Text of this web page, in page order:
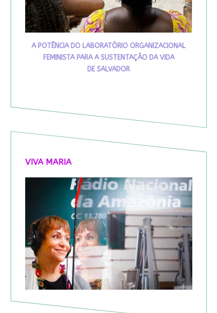
A POTÊNCIA DO LABORATÓRIO ORGANIZACIONAL
FEMINISTA PARA A SUSTENTAÇÃO DA VIDA
DE SALVADOR
VIVA MARIA